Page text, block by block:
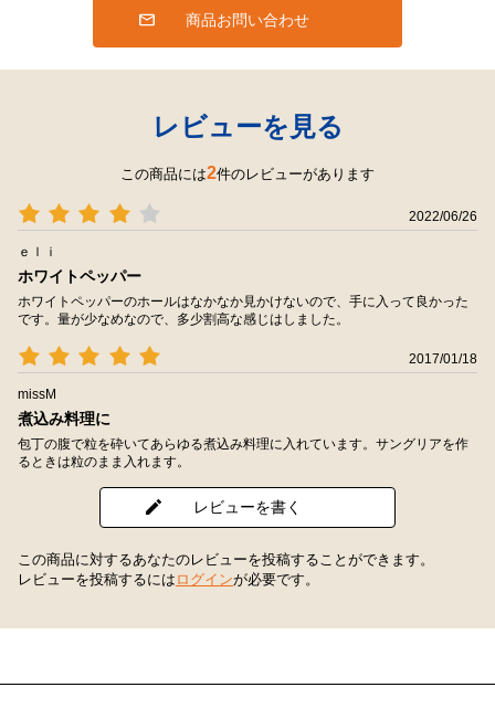
商品お問い合わせ
レビューを見る
この商品には2件のレビューがあります
2022/06/26
ｅｌｉ
ホワイトペッパー
ホワイトペッパーのホールはなかなか見かけないので、手に入って良かった
です。量が少なめなので、多少割高な感じはしました。
2017/01/18
missM
煮込み料理に
包丁の腹で粒を砕いてあらゆる煮込み料理に入れています。サングリアを作
るときは粒のまま入れます。
レビューを書く
この商品に対するあなたのレビューを投稿することができます。
レビューを投稿するには ログインが必要です。